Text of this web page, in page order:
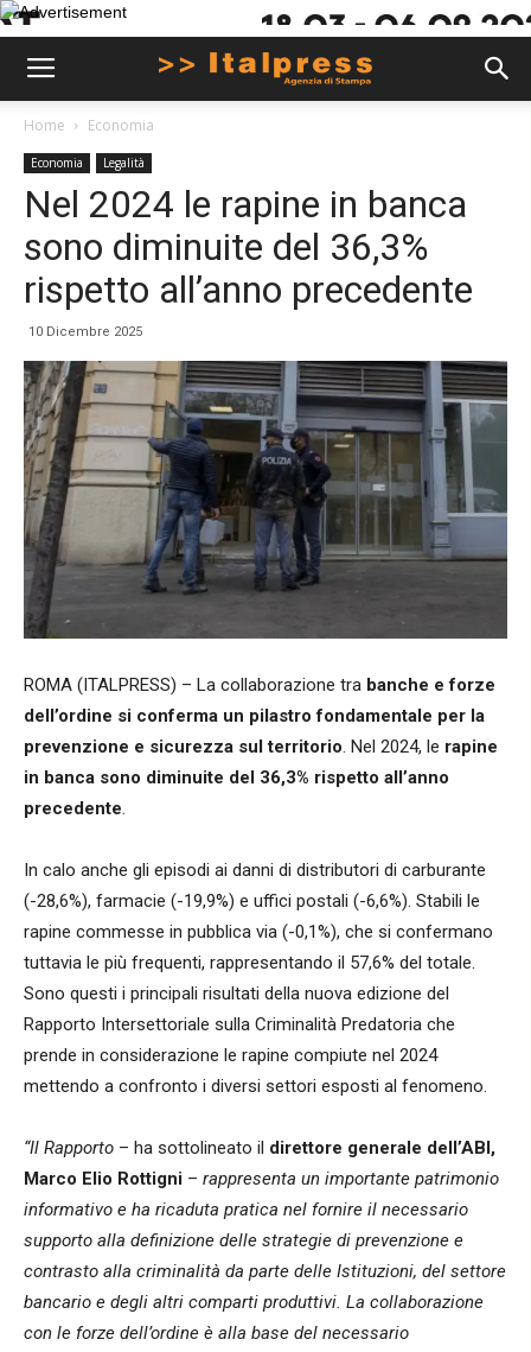
Home Economia
Economia Legalità
Nel 2024 le rapine in banca
sono diminuite del 36,3%
rispetto all’anno precedente
10 Dicembre 2025
ROMA (ITALPRESS) – La collaborazione tra banche e forze
dell’ordine si conferma un pilastro fondamentale per la
prevenzione e sicurezza sul territorio. Nel 2024, le rapine
in banca sono diminuite del 36,3% rispetto all’anno
precedente.
In calo anche gli episodi ai danni di distributori di carburante
(-28,6%), farmacie (-19,9%) e uffici postali (-6,6%). Stabili le
rapine commesse in pubblica via (-0,1%), che si confermano
tuttavia le più frequenti, rappresentando il 57,6% del totale.
Sono questi i principali risultati della nuova edizione del
Rapporto Intersettoriale sulla Criminalità Predatoria che
prende in considerazione le rapine compiute nel 2024
mettendo a confronto i diversi settori esposti al fenomeno.
“Il Rapporto – ha sottolineato il direttore generale dell’ABI,
Marco Elio Rottigni – rappresenta un importante patrimonio
informativo e ha ricaduta pratica nel fornire il necessario
supporto alla definizione delle strategie di prevenzione e
contrasto alla criminalità da parte delle Istituzioni, del settore
bancario e degli altri comparti produttivi. La collaborazione
con le forze dell’ordine è alla base del necessario